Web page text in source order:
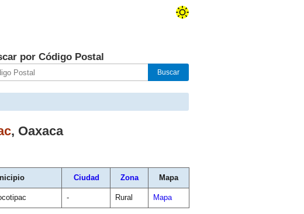
por Código Postal
, Oaxaca
Ciudad Zona Mapa
- Rural Mapa